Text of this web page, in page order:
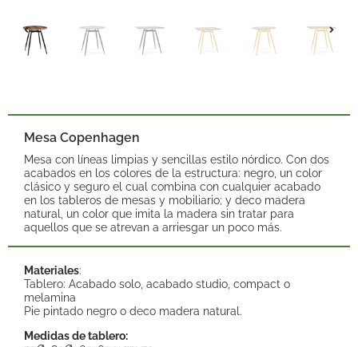
Mesa Copenhagen
Mesa con líneas limpias y sencillas estilo nórdico. Con dos
acabados en los colores de la estructura: negro, un color
clásico y seguro el cual combina con cualquier acabado
en los tableros de mesas y mobiliario; y deco madera
natural, un color que imita la madera sin tratar para
aquellos que se atrevan a arriesgar un poco más.
Materiales:
Tablero: Acabado solo, acabado studio, compact o
melamina
Pie pintado negro o deco madera natural.
Medidas de tablero: